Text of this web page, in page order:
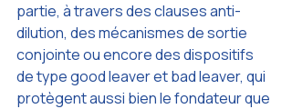
partie, à travers des clauses anti-
dilution, des mécanismes de sortie
conjointe ou encore des dispositifs
de type good leaver et bad leaver, qui
protègent aussi bien le fondateur que